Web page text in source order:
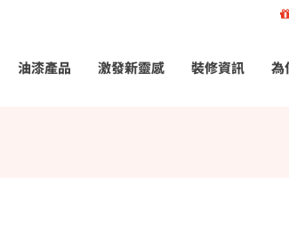
油漆產品 激發新靈感 裝修資訊 為